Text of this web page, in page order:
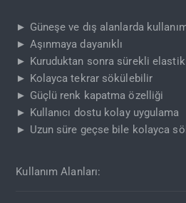
► Güneşe ve dış alanlarda
► Aşınmaya dayanıklı
► Kuruduktan sonra sürekli
► Kolayca tekrar sökülebilir
► Güçlü renk kapatma özelliği
► Kullanıcı dostu kolay uygulama
► Uzun süre geçse bile kolayca
Kullanım Alanları: